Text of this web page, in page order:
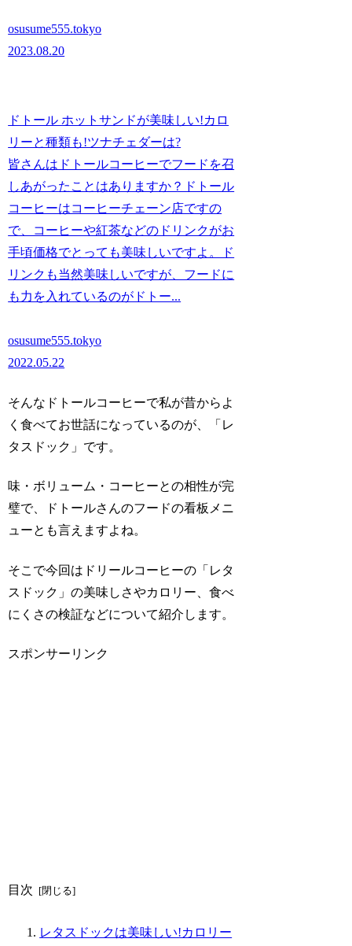
osusume555.tokyo
2023.08.20
ドトール ホットサンドが美味しい!カロ
リーと種類も!ツナチェダーは?
皆さんはドトールコーヒーでフードを召
しあがったことはありますか？ドトール
コーヒーはコーヒーチェーン店ですの
で、コーヒーや紅茶などのドリンクがお
手頃価格でとっても美味しいですよ。ド
リンクも当然美味しいですが、フードに
も力を入れているのがドトー...
osusume555.tokyo
2022.05.22
そんなドトールコーヒーで私が昔からよ
く食べてお世話になっているのが、
「レ
タスドック」 です。
味・ボリューム・コーヒーとの相性が完
璧で、ドトールさんのフードの看板メニ
ューとも言えますよね。
そこで今回はドリールコーヒーの「レタ
スドック」の美味しさやカロリー、食べ
にくさの検証などについて紹介します。
スポンサーリンク
目次
レタスドックは美味しい!カロリー